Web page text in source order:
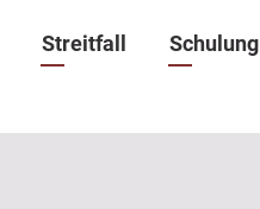
Streitfall Schulung